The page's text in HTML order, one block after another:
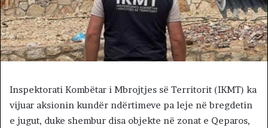
Inspektorati Kombëtar i Mbrojtjes së Territorit (IKMT) ka
vijuar aksionin kundër ndërtimeve pa leje në bregdetin
e jugut, duke shembur disa objekte në zonat e Qeparos,